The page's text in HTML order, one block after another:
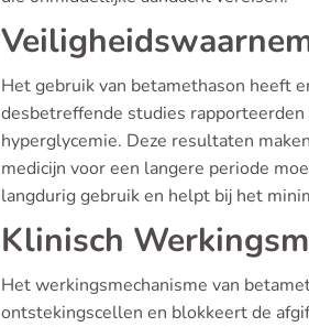
Het gebruik van betamethason heeft
desbetreffende studies
hyperglycemie. Deze resultaten
medicijn voor een langere periode
langdurig gebruik en helpt bij het
Klinisch
Het werkingsmechanisme van
ontstekingscellen en blokkeert de